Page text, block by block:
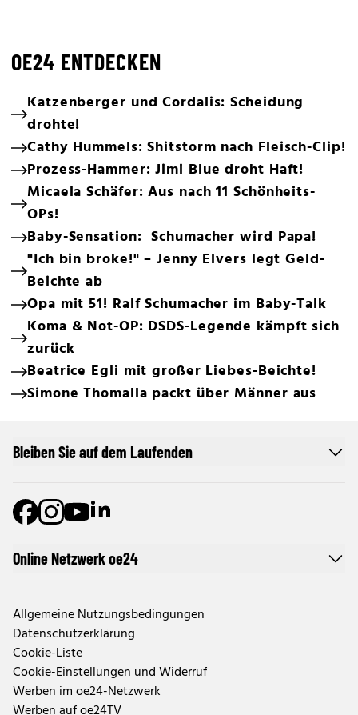
OE24 ENTDECKEN
Katzenberger und Cordalis: Scheidung
drohte!
Cathy Hummels: Shitstorm nach Fleisch-Clip!
Prozess-Hammer: Jimi Blue droht Haft!
Micaela Schäfer: Aus nach 11 Schönheits-
OPs!
Baby-Sensation: Schumacher wird Papa!
"Ich bin broke!" – Jenny Elvers legt Geld-
Beichte ab
Opa mit 51! Ralf Schumacher im Baby-Talk
Koma & Not-OP: DSDS-Legende kämpft sich
zurück
Beatrice Egli mit großer Liebes-Beichte!
Simone Thomalla packt über Männer aus
Online Netzwerk oe24
Allgemeine Nutzungsbedingungen
Datenschutzerklärung
Cookie-Liste
Cookie-Einstellungen und Widerruf
Werben im oe24-Netzwerk
Werben auf oe24TV
Bleiben Sie auf dem Laufenden